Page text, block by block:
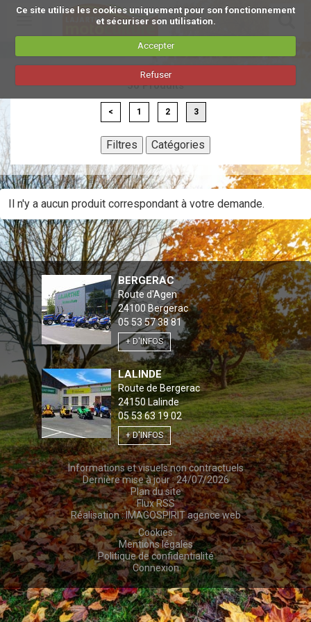
Ce site utilise les cookies uniquement pour son fonctionnement
et sécuriser son utilisation.
Accepter
Refuser
Aller
navigation
50 Produits
< 1 2 3
Filtres Catégories
Il n'y a aucun produit correspondant à votre demande.
BERGERAC
Route d'Agen
24100 Bergerac
05 53 57 38 81
+ D'INFOS
LALINDE
Route de Bergerac
24150 Lalinde
05 53 63 19 02
+ D'INFOS
Informations et visuels non contractuels
Dernière mise à jour : 24/07/2026
Plan du site
Flux RSS
Réalisation :IMAGOSPIRIT agence web
Cookies
Mentions légales
Politique de confidentialité
Connexion